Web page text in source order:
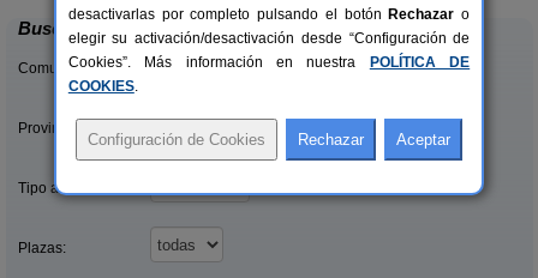
Buscar
Comunidades:
Provincias/Islas:
Tipo alquiler:
Plazas:
desactivarlas por completo pulsando el botón Rechazar o
elegir su activación/desactivación desde “Configuración de
Cookies”. Más información en nuestra
POLÍTICA DE
COOKIES.